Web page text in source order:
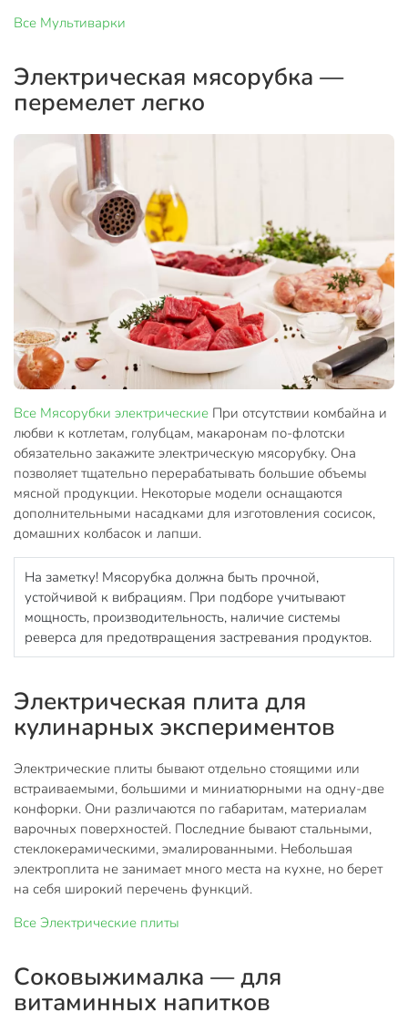
Все Мультиварки
Электрическая мясорубка —
перемелет легко
Все Мясорубки электрические При отсутствии комбайна и
любви к котлетам, голубцам, макаронам по-флотски
обязательно закажите электрическую мясорубку. Она
позволяет тщательно перерабатывать большие объемы
мясной продукции. Некоторые модели оснащаются
дополнительными насадками для изготовления сосисок,
домашних колбасок и лапши.
На заметку! Мясорубка должна быть прочной,
устойчивой к вибрациям. При подборе учитывают
мощность, производительность, наличие системы
реверса для предотвращения застревания продуктов.
Электрическая плита для
кулинарных экспериментов
Электрические плиты бывают отдельно стоящими или
встраиваемыми, большими и миниатюрными на одну-две
конфорки. Они различаются по габаритам, материалам
варочных поверхностей. Последние бывают стальными,
стеклокерамическими, эмалированными. Небольшая
электроплита не занимает много места на кухне, но берет
на себя широкий перечень функций.
Все Электрические плиты
Соковыжималка — для
витаминных напитков